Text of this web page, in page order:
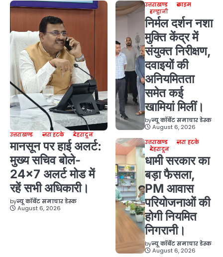
उत्तराखण्ड ज़रा हटके देहरादून
मानसून पर हाई अलर्ट:
मुख्य सचिव बोले-
24×7 अलर्ट मोड में
रहें सभी अधिकारी।
byन्यू कॉर्बेट समाचार डेस्क
August 6, 2026
उत्तराखण्ड
क्राइम
हल्द्वानी
निर्मल दर्शन नशा
मुक्ति केंद्र में
संयुक्त निरीक्षण,
दवाइयों की
अनियमितता
समेत कई
खामियां मिलीं।
byन्यू कॉर्बेट समाचार डेस्क
August 6, 2026
उत्तराखण्ड
ज़रा हटके
देहरादून
धामी सरकार का
बड़ा फैसला,
PM आवास
परियोजनाओं की
होगी नियमित
निगरानी।
byन्यू कॉर्बेट समाचार डेस्क
August 6, 2026